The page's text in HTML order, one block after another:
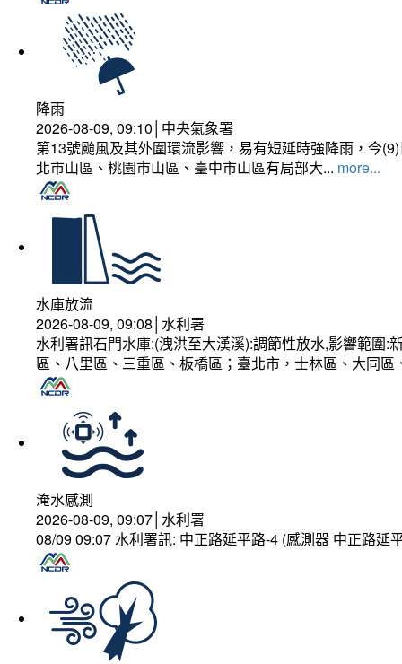
降雨
2026-08-09, 09:10│中央氣象署
第13號颱風及其外圍環流影響，易有短延時強降雨，今
北市山區、桃園市山區、臺中市山區有局部大... more...
水庫放流
2026-08-09, 09:08│水利署
水利署訊石門水庫:(洩洪至大漢溪):調節性放水,影響範圍
區、八里區、三重區、板橋區；臺北市，士林區、大同
淹水感測
2026-08-09, 09:07│水利署
08/09 09:07 水利署訊: 中正路延平路-4 (感測器 中正路